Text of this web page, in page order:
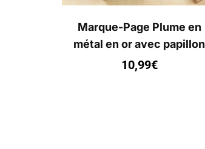
Marque-Page Plume en
métal en or avec papillon
10,99€